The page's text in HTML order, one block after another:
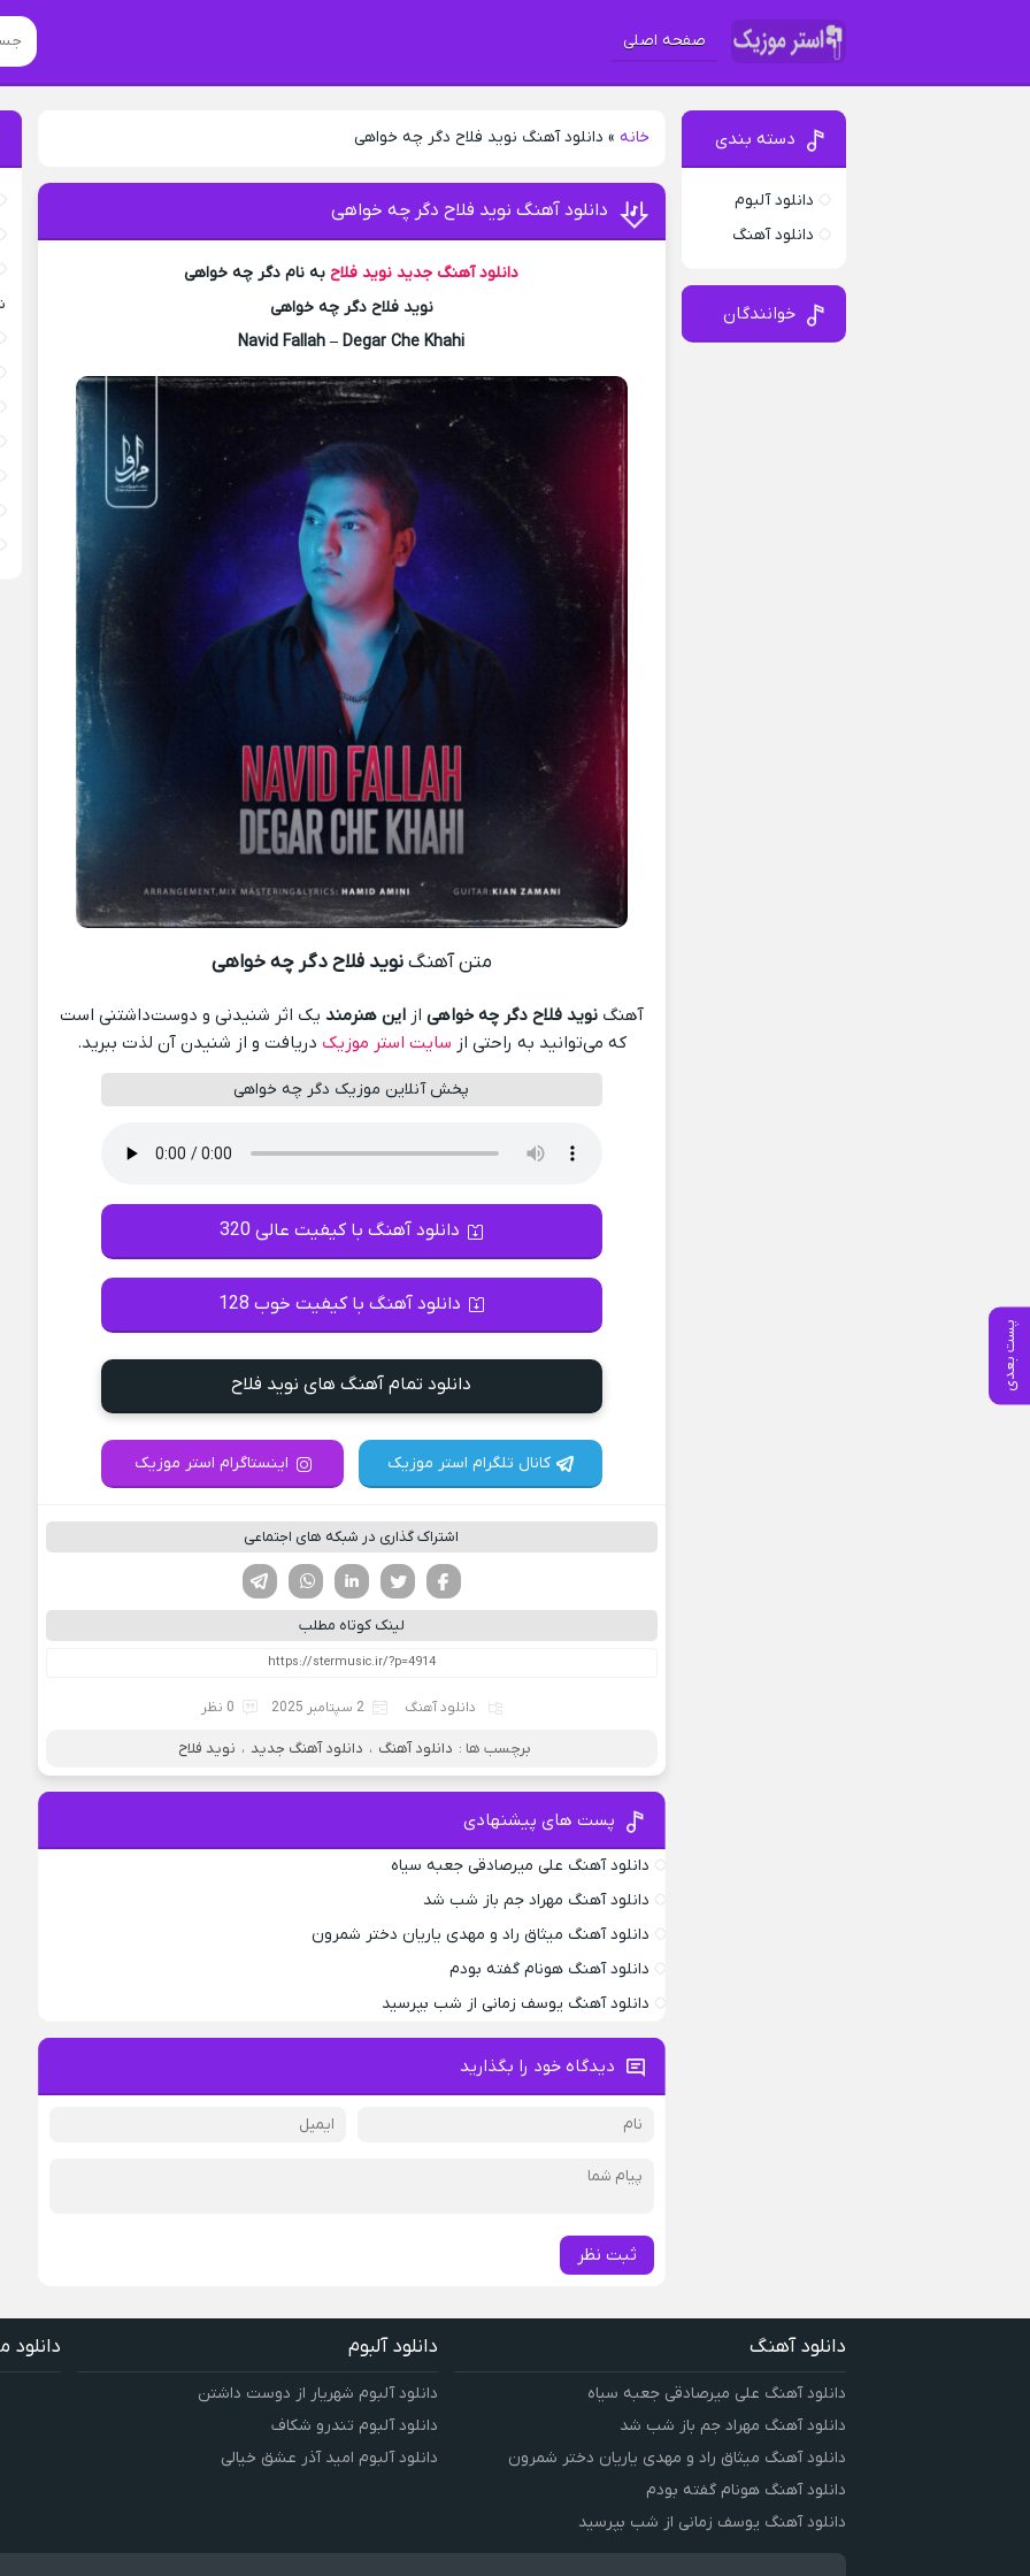
صفحه اصلی
خانه » دانلود آهنگ نوید فلاح دگر چه خواهی
پست بعدی
دانلود آهنگ نوید فلاح دگر چه خواهی
دانلود آهنگ جدید نوید فلاح به نام دگر چه خواهی
نوید فلاح دگر چه خواهی
Navid Fallah – Degar Che Khahi
متن آهنگنوید فلاح دگر چه خواهی
آهنگنوید فلاح دگر چه خواهی ازاین هنرمند یک اثر شنیدنی و دوست‌داشتنی است
که می‌توانید به راحتی از سایت استر موزیک دریافت و از شنیدن آن لذت ببرید.
پخش آنلاین موزیک دگر چه خواهی
دانلود آهنگ با کیفیت عالی 320
دانلود آهنگ با کیفیت خوب 128
دانلود تمام آهنگ های نوید فلاح
کانال تلگرام استر موزیک اینستاگرام استر موزیک
اشتراک گذاری در شبکه های اجتماعی
لینکدین تویتر
فیسوک
لینک کوتاه مطلب
دانلود آهنگ 2 سپتامبر 2025 0 نظر
برچسب ها : دانلود آهنگ ، دانلود آهنگ جدید ، نوید فلاح
پست های پیشنهادی
دانلود آهنگ علی میرصادقی جعبه سیاه
دانلود آهنگ مهراد جم باز شب شد
دانلود آهنگ میثاق راد و مهدی یاریان دختر شمرون
دانلود آهنگ هونام گفته بودم
دانلود آهنگ یوسف زمانی از شب بپرسید
دیدگاه خود را بگذارید
ثبت نظر
دسته بندی
دانلود آلبوم
دانلود آهنگ
خوانندگان
دانلود آهنگ
دانلود آهنگ علی میرصادقی جعبه سیاه
دانلود آهنگ مهراد جم باز شب شد
دانلود آهنگ میثاق راد و مهدی یاریان دختر شمرون
دانلود آهنگ هونام گفته بودم
دانلود آهنگ یوسف زمانی از شب بپرسید
دانلود آلبوم
دانلود آلبوم شهریار از دوست داشتن
دانلود آلبوم تندرو شکاف
دانلود آلبوم امید آذر عشق خیالی
دانلود